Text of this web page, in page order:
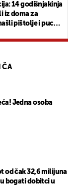
14 godišnjakinja
iz doma za
pištolje i pucali
Jedna osoba
od čak 32,6 milijuna
bogati dobitci u